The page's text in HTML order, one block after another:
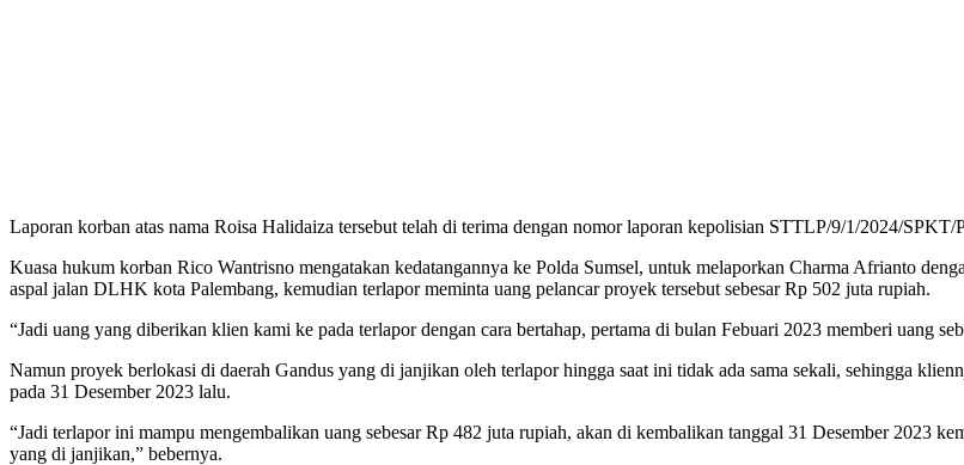
Laporan korban atas nama Roisa Halidaiza tersebut telah di terima dengan nomor laporan kepolisian STTLP/9/1/2024/SPKT/
Kuasa hukum korban Rico Wantrisno mengatakan kedatangannya ke Polda Sumsel, untuk melaporkan Charma Afrianto
aspal jalan DLHK kota Palembang, kemudian terlapor meminta uang pelancar proyek tersebut sebesar Rp 502 juta rupiah.
“Jadi uang yang diberikan klien kami ke pada terlapor dengan cara bertahap, pertama di bulan Febuari 2023 memberi uang
Namun proyek berlokasi di daerah Gandus yang di janjikan oleh terlapor hingga saat ini tidak ada sama sekali, sehingga
pada 31 Desember 2023 lalu.
“Jadi terlapor ini mampu mengembalikan uang sebesar Rp 482 juta rupiah, akan di kembalikan tanggal 31 Desember 2023
yang di janjikan,” bebernya.